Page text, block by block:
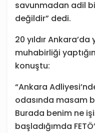
savunmadan adil
değildir” dedi.
20 yıldır Ankara’da
muhabirliği
konuştu:
“Ankara
odasında masam
Burada benim ne
başladığımda